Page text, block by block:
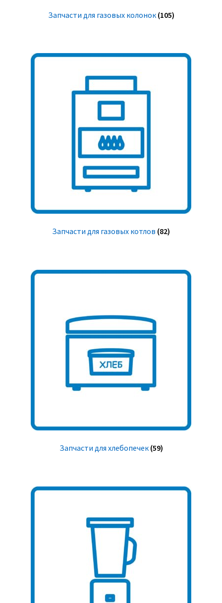
Запчасти для газовых колонок (105)
Запчасти для газовых котлов (82)
Запчасти для хлебопечек (59)